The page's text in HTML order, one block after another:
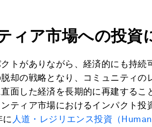
ィア市場への投資
トがありながら、経済的にも持続
却の戦略となり、コミュニティの
面した経済を長期的に再建するこ
ティア市場におけるインパクト投
に 人道・レジリエンス投資（